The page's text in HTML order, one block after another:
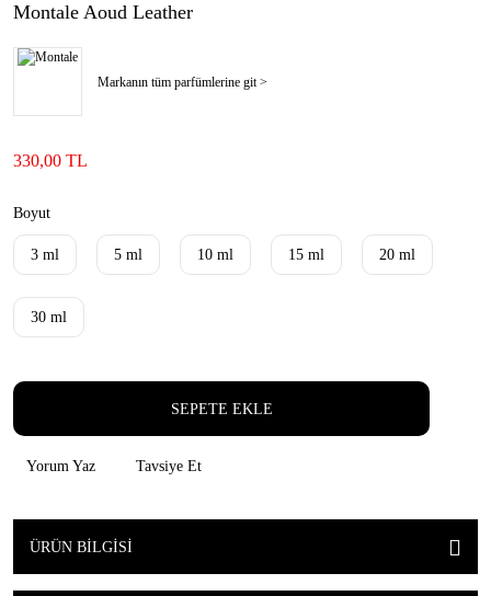
Montale Aoud Leather
Markanın tüm parfümlerine git >
330,00 TL
Boyut
3 ml 5 ml 10 ml 15 ml 20 ml
30 ml
SEPETE EKLE
Yorum Yaz Tavsiye Et
ÜRÜN BILGISI